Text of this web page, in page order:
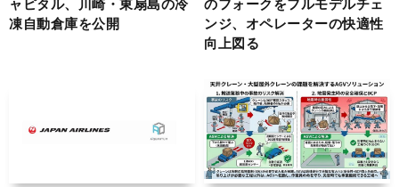
ャピタル、川崎・東扇島の冷
凍自動倉庫を公開
のフォークをフルモデルチェ
ンジ、オペレーターの快適性
向上図る